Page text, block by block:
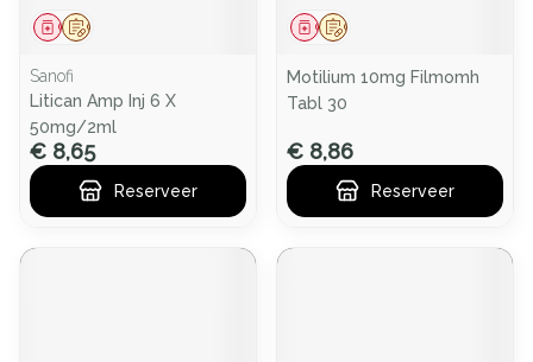
Op voorschrift
Geneesmiddel
Sanofi
Litican Amp Inj 6 X
50mg/2ml
€ 8,65
Reserveer
Op voorschrift
Geneesmiddel
Motilium 10mg Filmomh
Tabl 30
€ 8,86
Reserveer